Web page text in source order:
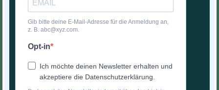
Gib bitte deine E-Mail-Adresse für die Anmeldung an,
z. B. abc@xyz.com.
Opt-in
Ich möchte deinen Newsletter erhalten und
akzeptiere die Datenschutzerklärung.